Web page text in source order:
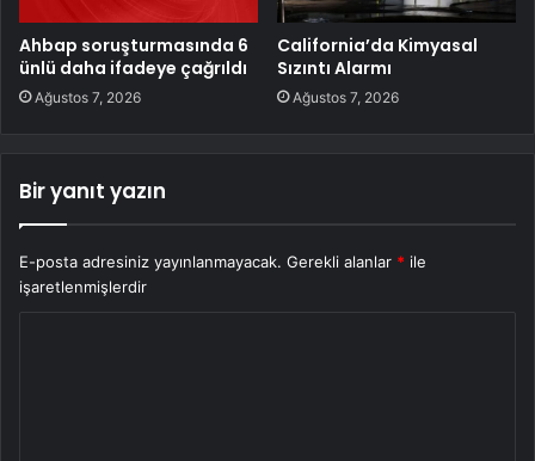
Ahbap soruşturmasında 6
ünlü daha ifadeye çağrıldı
Ağustos 7, 2026
California’da Kimyasal
Sızıntı Alarmı
Ağustos 7, 2026
Bir yanıt yazın
E-posta adresiniz yayınlanmayacak. Gerekli alanlar * ile
işaretlenmişlerdir